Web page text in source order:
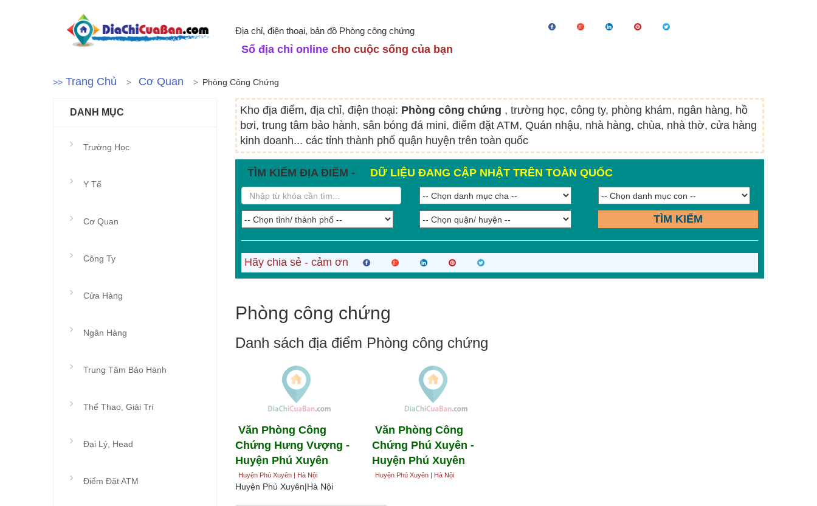
Địa chỉ, điện thoại, bản đồ Phòng công chứng
Sổ địa chỉ online cho cuộc sống của bạn
>> Trang Chủ Cơ Quan Phòng Công Chứng
Kho địa điểm, địa chỉ, điện thoại: Phòng công chứng , trường học, công ty, phòng khám, ngân hàng, hồ
bơi, trung tâm bảo hành, sân bóng đá mini, điểm đặt ATM, Quán nhậu, nhà hàng, chùa, nhà thờ, cửa hàng
kinh doanh... các tỉnh thành phố quận huyện trên toàn quốc
TÌM KIẾM ĐỊA ĐIỂM - DỮ LIỆU ĐANG CẬP NHẬT TRÊN TOÀN QUỐC
TÌM KIẾM
Hãy chia sẻ - cảm ơn
Phòng công chứng
Danh sách địa điểm Phòng công chứng
Văn Phòng Công
Chứng Hưng Vượng -
Huyện Phú Xuyên
Huyện Phú Xuyên | Hà Nội
Văn Phòng Công
Chứng Phú Xuyên -
Huyện Phú Xuyên
Huyện Phú Xuyên | Hà Nội
Huyện Phú Xuyên|Hà Nội
DANH MỤC
Trường Học
Y Tế
Cơ Quan
Công Ty
Cửa Hàng
Ngân Hàng
Trung Tâm Bảo Hành
Thể Thao, Giải Trí
Đại Lý, Head
Điểm Đặt ATM